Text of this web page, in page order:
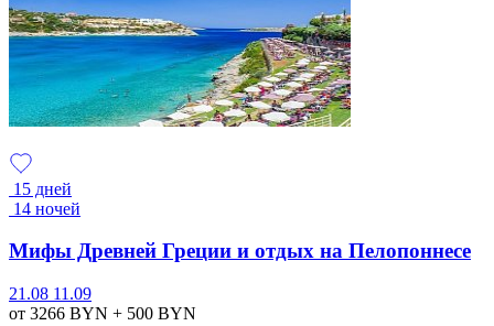
15 дней
14 ночей
Мифы Древней Греции и отдых на Пелопоннесе
21.08 11.09
от 3266 BYN + 500 BYN